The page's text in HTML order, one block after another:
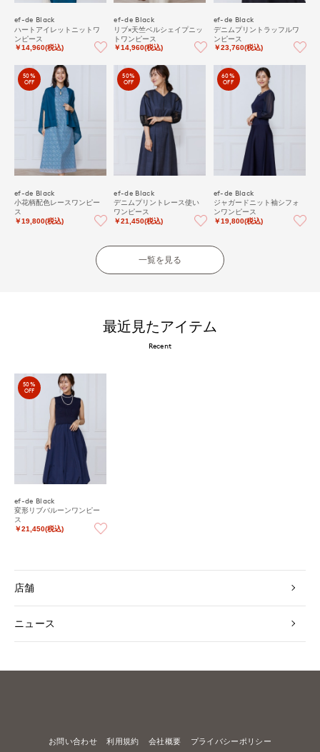
ef-de Black
ハートアイレットニットワ
ンピース
￥14,960(税込)
ef-de Black
リブ×天竺ベルシェイプニッ
トワンピース
￥14,960(税込)
ef-de Black
デニムプリントラッフルワ
ンピース
￥23,760(税込)
50%
OFF
ef-de Black
小花柄配色レースワンピー
ス
￥19,800(税込)
50%
OFF
ef-de Black
デニムプリントレース使い
ワンピース
￥21,450(税込)
60%
OFF
ef-de Black
ジャガードニット袖シフォ
ンワンピース
￥19,800(税込)
一覧を見る
最近見たアイテム
Recent
50%
OFF
ef-de Black
変形リブバルーンワンピー
ス
￥21,450(税込)
店舗
ニュース
お問い合わせ 利用規約 会社概要 プライバシーポリシー